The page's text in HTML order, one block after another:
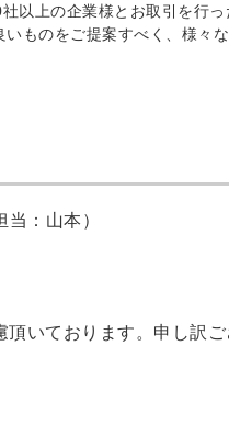
以上の企業様とお取引を行
いものをご提案すべく、様々
：山本）
いております。申し訳